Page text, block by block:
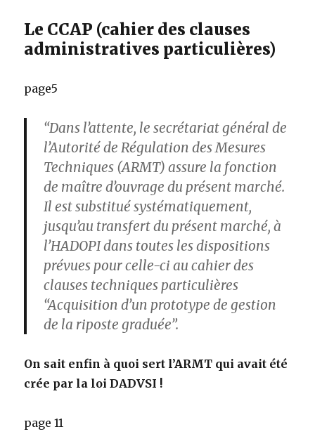
Le CCAP (cahier des clauses
administratives particulières)
page5
“Dans l’attente, le secrétariat général de
l’Autorité de Régulation des Mesures
Techniques (ARMT) assure la fonction
de maître d’ouvrage du présent marché.
Il est substitué systématiquement,
jusqu’au transfert du présent marché, à
l’HADOPI dans toutes les dispositions
prévues pour celle-ci au cahier des
clauses techniques particulières
“Acquisition d’un prototype de gestion
de la riposte graduée”.
On sait enfin à quoi sert l’ARMT qui avait été
crée par la loi DADVSI !
page 11